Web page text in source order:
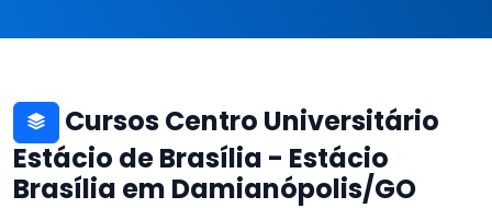
Cursos Centro Universitário
Estácio de Brasília - Estácio
Brasília em Damianópolis/GO